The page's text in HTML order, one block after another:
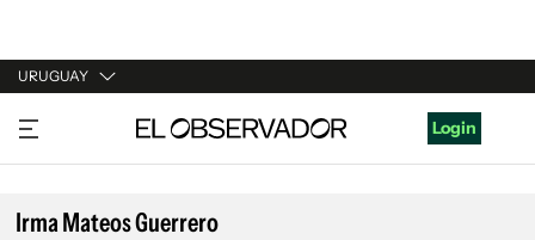
URUGUAY
URUGUAY
ARGENTINA
ESPAÑA
Login
Irma Mateos Guerrero